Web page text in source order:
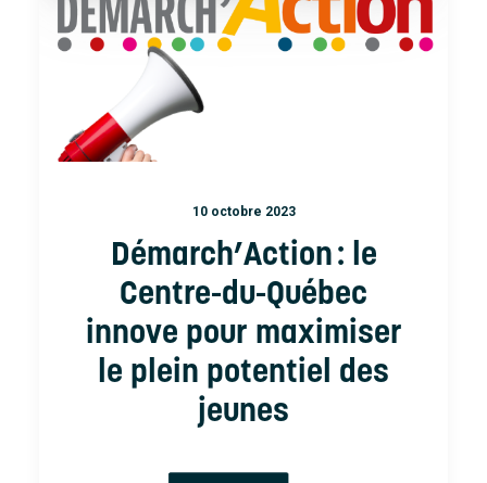
Accueil
Nous joindre
10 octobre 2023
Démarch’Action : le
Centre-du-Québec
innove pour maximiser
le plein potentiel des
jeunes